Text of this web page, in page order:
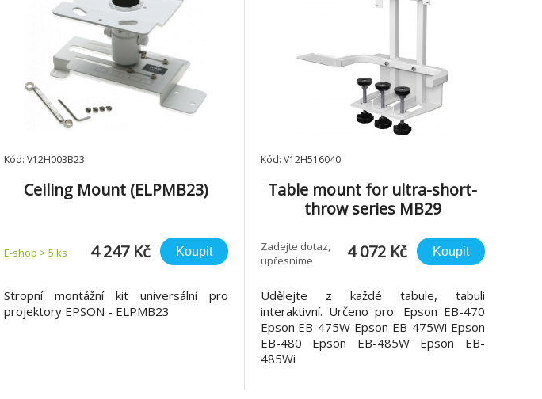
Kód: V12H003B23
Ceiling Mount (ELPMB23)
E-shop > 5 ks 4 247 Kč Koupit
Stropní montážní kit universální pro
projektory EPSON - ELPMB23
Kód: V12H516040
Table mount for ultra-short-
throw series MB29
Zadejte dotaz,
upřesníme
4 072 Kč Koupit
Udělejte z každé tabule, tabuli
interaktivní. Určeno pro: Epson EB-470
Epson EB-475W Epson EB-475Wi Epson
EB-480 Epson EB-485W Epson EB-
485Wi